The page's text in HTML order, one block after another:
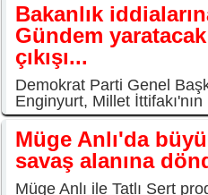
Bakanlık
Gündem
çıkışı...
Demokrat Parti Genel
Enginyurt, Millet İttifakı'nın
Müge Anlı'da
savaş alanına
Müge Anlı ile Tatlı Sert